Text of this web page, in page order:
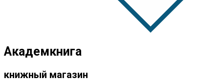
Академкнига
книжный магазин